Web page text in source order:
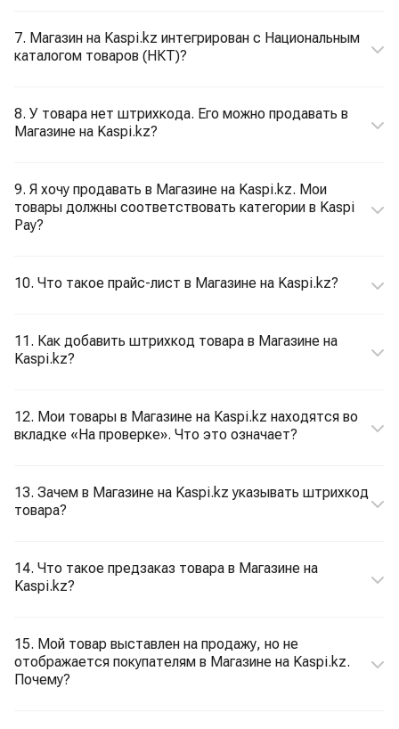
7. Магазин на Kaspi.kz интегрирован с Национальным
каталогом товаров (НКТ)?
8. У товара нет штрихкода. Его можно продавать в
Магазине на Kaspi.kz?
9. Я хочу продавать в Магазине на Kaspi.kz. Мои
товары должны соответствовать категории в Kaspi
Pay?
10. Что такое прайс-лист в Магазине на Kaspi.kz?
11. Как добавить штрихкод товара в Магазине на
Kaspi.kz?
12. Мои товары в Магазине на Kaspi.kz находятся во
вкладке «На проверке». Что это означает?
13. Зачем в Магазине на Kaspi.kz указывать штрихкод
товара?
14. Что такое предзаказ товара в Магазине на
Kaspi.kz?
15. Мой товар выставлен на продажу, но не
отображается покупателям в Магазине на Kaspi.kz.
Почему?